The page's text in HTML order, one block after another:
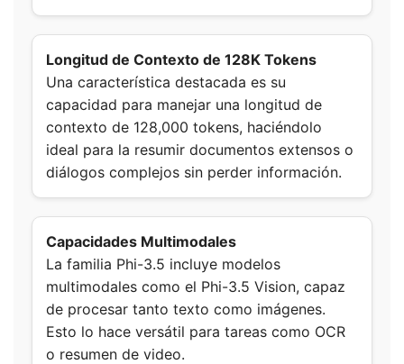
Longitud de Contexto de 128K Tokens
Una característica destacada es su
capacidad para manejar una longitud de
contexto de 128,000 tokens, haciéndolo
ideal para la resumir documentos extensos o
diálogos complejos sin perder información.
Capacidades Multimodales
La familia Phi-3.5 incluye modelos
multimodales como el Phi-3.5 Vision, capaz
de procesar tanto texto como imágenes.
Esto lo hace versátil para tareas como OCR
o resumen de video.